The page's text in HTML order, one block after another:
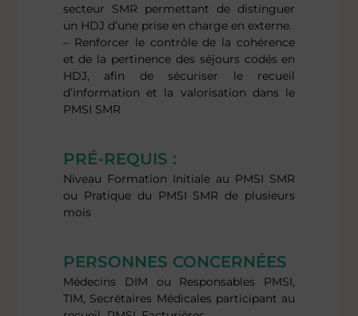
secteur SMR permettant de distinguer
un HDJ d’une prise en charge en externe.
– Renforcer le contrôle de la cohérence
et de la pertinence des séjours codés en
HDJ, afin de sécuriser le recueil
d’information et la valorisation dans le
PMSI SMR
PRÉ-REQUIS :
Niveau Formation Initiale au PMSI SMR
ou Pratique du PMSI SMR de plusieurs
mois
PERSONNES CONCERNÉES
Médecins DIM ou Responsables PMSI,
TIM, Secrétaires Médicales participant au